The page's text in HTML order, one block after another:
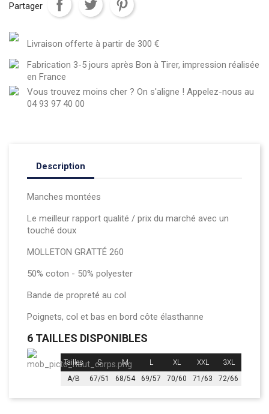
Partager
Livraison offerte à partir de 300 €
Fabrication 3-5 jours après Bon à Tirer, impression réalisée
en France
Vous trouvez moins cher ? On s'aligne ! Appelez-nous au
04 93 97 40 00
Description
Manches montées
Le meilleur rapport qualité / prix du marché avec un
touché doux
MOLLETON GRATTÉ 260
50% coton - 50% polyester
Bande de propreté au col
Poignets, col et bas en bord côte élasthanne
6 TAILLES DISPONIBLES
Tailles S M L XL XXL
3XL
A/B
67/51 68/54 69/57 70/60 71/63 72/66